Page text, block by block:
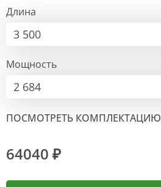
Длина
3 500
Мощность
2 684
ПОСМОТРЕТЬ КОМПЛЕКТАЦИЮ
64040 ₽